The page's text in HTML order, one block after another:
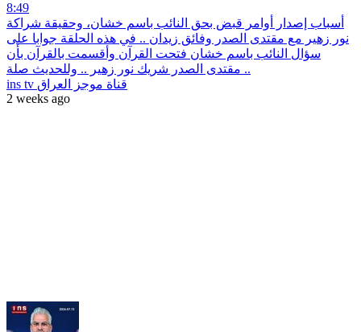
8:49
أسباب إصدار أوامر قبض بحق النائب باسم خشان، وحقيقة شراكة
نور زهير مع مقتدى الصدر وفائق زيدان .. في هذه الحلقة جوابا على
سؤال النائب باسم خشان فتحت القرآن وأقسمت بالقرآن بأن
مقتدى الصدر شريك نور زهير .. وللحديث صلة ..
ins tv قناة موجز العراق
2 weeks ago